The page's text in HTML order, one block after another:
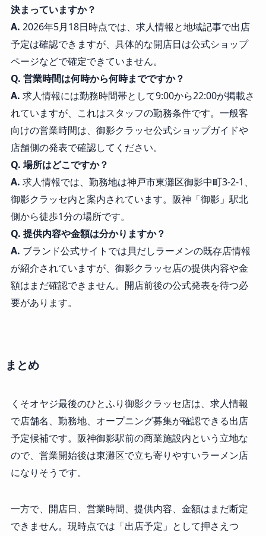
決まっていますか？
A. 2026年5月18日時点では、求人情報と地域記事で出店
予定は確認できますが、具体的な開店日は公式ショップ
ページなどで確定できていません。
Q. 営業時間は何時から何時までですか？
A. 求人情報には勤務時間帯として9:00から22:00が掲載さ
れていますが、これはスタッフの勤務条件です。一般客
向けの営業時間は、御影クラッセ公式ショップガイドや
店舗側の発表で確認してください。
Q. 場所はどこですか？
A. 求人情報では、勤務地は神戸市東灘区御影中町3-2-1、
御影クラッセ内と案内されています。阪神「御影」駅北
側から徒歩1分の場所です。
Q. 提供内容や金額は分かりますか？
A. ブランド公式サイトでは貝だしラーメンの既存店情報
が紹介されていますが、御影クラッセ店の提供内容や金
額はまだ確認できません。開店前後の公式発表を待つ必
要があります。
まとめ
くそオヤジ最後のひとふり御影クラッセ店は、求人情報
で店舗名、勤務地、オープニング募集が確認できる出店
予定候補です。阪神御影駅前の商業施設内という立地な
ので、営業開始後は東灘区で立ち寄りやすいラーメン店
になりそうです。
一方で、開店日、営業時間、提供内容、金額はまだ断定
できません。現時点では「出店予定」として押さえつ